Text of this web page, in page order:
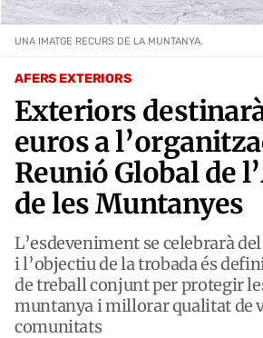
AFERS EXTERIORS
Exteriors
euros a
Reunió Global de
de les Muntanyes
L’esdeveniment se celebrarà
i l’objectiu de la trobada és
de treball conjunt per protegir
muntanya i millorar qualitat de
comunitats
UNA IMATGE RECURS DE LA MUNTANYA.